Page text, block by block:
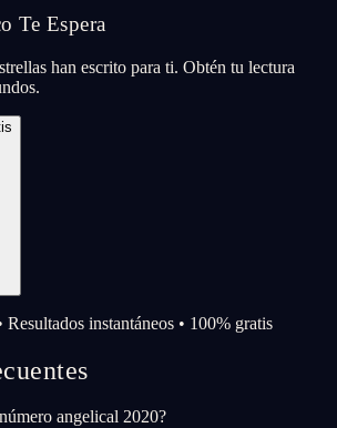
Te Espera
han escrito para ti. Obtén tu lectura
Resultados instantáneos • 100% gratis
angelical 2020?